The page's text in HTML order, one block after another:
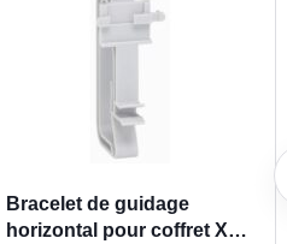
Bracelet de guidage
horizontal pour coffret XL³